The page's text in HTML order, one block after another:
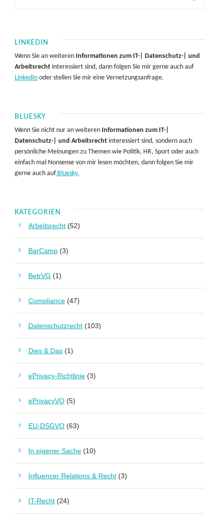
LINKEDIN
Wenn Sie an weiteren Informationen zum IT-| Datenschutz-| und
Arbeitsrecht interessiert sind, dann folgen Sie mir gerne auch auf
LinkedIn oder stellen Sie mir eine Vernetzungsanfrage.
BLUESKY
Wenn Sie nicht nur an weiteren Informationen zum IT-|
Datenschutz-| und Arbeitsrecht interessiert sind, sondern auch
persönliche Meinungen zu Themen wie Politik, HR, Sport oder auch
einfach mal Nonsense von mir lesen möchten, dann folgen Sie mir
gerne auch aufBluesky.
KATEGORIEN
Arbeitsrecht (52)
BarCamp (3)
BetrVG (1)
Compliance (47)
Datenschutzrecht (103)
Dies & Das (1)
ePrivacy-Richtlinie (3)
ePrivacyVO (5)
EU-DSGVO (63)
In eigener Sache (10)
Influencer Relations & Recht (3)
IT-Recht (24)